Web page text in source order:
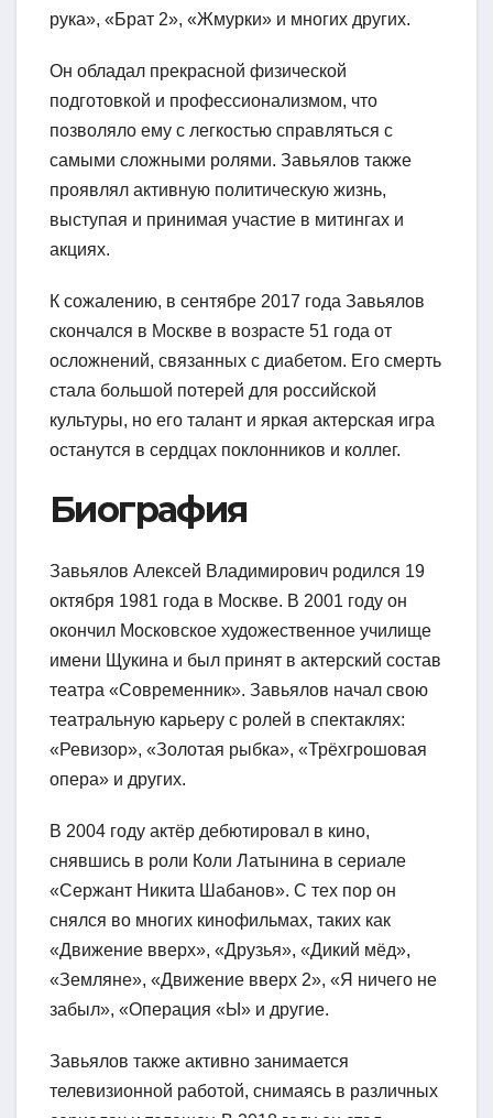
рука», «Брат 2», «Жмурки» и многих других.
Он обладал прекрасной физической
подготовкой и профессионализмом, что
позволяло ему с легкостью справляться с
самыми сложными ролями. Завьялов также
проявлял активную политическую жизнь,
выступая и принимая участие в митингах и
акциях.
К сожалению, в сентябре 2017 года Завьялов
скончался в Москве в возрасте 51 года от
осложнений, связанных с диабетом. Его смерть
стала большой потерей для российской
культуры, но его талант и яркая актерская игра
останутся в сердцах поклонников и коллег.
Биография
Завьялов Алексей Владимирович родился 19
октября 1981 года в Москве. В 2001 году он
окончил Московское художественное училище
имени Щукина и был принят в актерский состав
театра «Современник». Завьялов начал свою
театральную карьеру с ролей в спектаклях:
«Ревизор», «Золотая рыбка», «Трёхгрошовая
опера» и других.
В 2004 году актёр дебютировал в кино,
снявшись в роли Коли Латынина в сериале
«Сержант Никита Шабанов». С тех пор он
снялся во многих кинофильмах, таких как
«Движение вверх», «Друзья», «Дикий мёд»,
«Земляне», «Движение вверх 2», «Я ничего не
забыл», «Операция «Ы» и другие.
Завьялов также активно занимается
телевизионной работой, снимаясь в различных